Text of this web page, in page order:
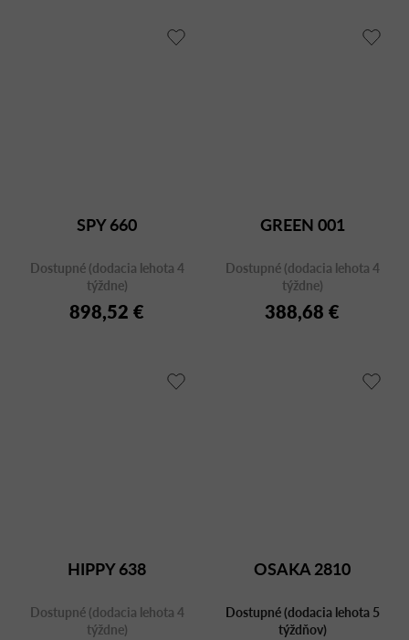
SPY 660
Dostupné (dodacia lehota 4
týždne)
898,52 €
GREEN 001
Dostupné (dodacia lehota 4
týždne)
388,68 €
HIPPY 638
Dostupné (dodacia lehota 4
týždne)
OSAKA 2810
Dostupné (dodacia lehota 5
týždňov)